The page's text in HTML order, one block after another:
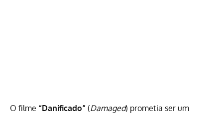
O filme “Danificado” (Damaged) prometia ser um